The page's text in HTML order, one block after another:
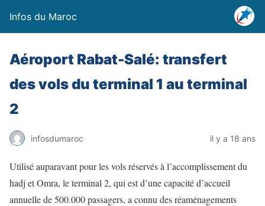
Infos du Maroc
Aéroport Rabat-Salé: transfert
des vols du terminal 1 au terminal
2
infosdumaroc il y a 18 ans
Utilisé auparavant pour les vols réservés à l’accomplissement du
hadj et Omra, le terminal 2, qui est d’une capacité d’accueil
annuelle de 500.000 passagers, a connu des réaménagements